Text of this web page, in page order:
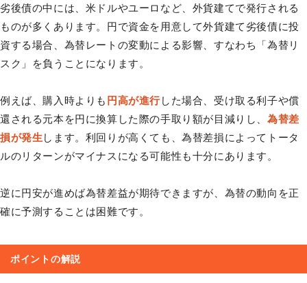
劣後債の中には、米ドルやユーロなど、外貨建てで発行される
ものが多くあります。円で資金を用意して外貨建て劣後債に投
資する場合、為替レートの変動による影響、すなわち「為替リ
スク」を負うことになります。
例えば、購入時よりも 円高が進行した場合、受け取る利子や償
還される元本を円に換算した際の手取り額が目減りし、為替差
損が発生 します。利回りが高くても、為替差損によってトータ
ルのリターンがマイナスになる可能性も十分にあります。
逆に円安が進めば為替差益が期待できますが、為替の動向を正
確に予測することは困難です。
ポイントの解説